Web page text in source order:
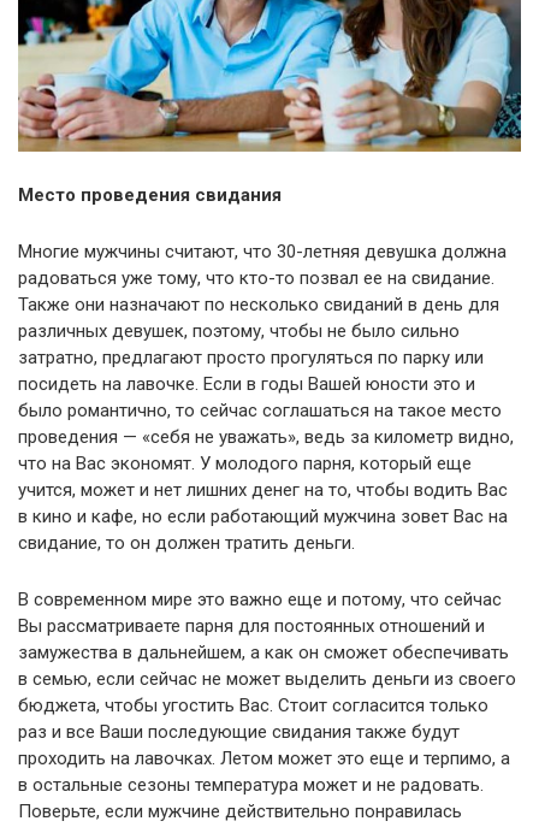
Место проведения свидания
Многие мужчины считают, что 30-летняя девушка должна
радоваться уже тому, что кто-то позвал ее на свидание.
Также они назначают по несколько свиданий в день для
различных девушек, поэтому, чтобы не было сильно
затратно, предлагают просто прогуляться по парку или
посидеть на лавочке. Если в годы Вашей юности это и
было романтично, то сейчас соглашаться на такое место
проведения — «себя не уважать», ведь за километр видно,
что на Вас экономят. У молодого парня, который еще
учится, может и нет лишних денег на то, чтобы водить Вас
в кино и кафе, но если работающий мужчина зовет Вас на
свидание, то он должен тратить деньги.
В современном мире это важно еще и потому, что сейчас
Вы рассматриваете парня для постоянных отношений и
замужества в дальнейшем, а как он сможет обеспечивать
в семью, если сейчас не может выделить деньги из своего
бюджета, чтобы угостить Вас. Стоит согласится только
раз и все Ваши последующие свидания также будут
проходить на лавочках. Летом может это еще и терпимо, а
в остальные сезоны температура может и не радовать.
Поверьте, если мужчине действительно понравилась